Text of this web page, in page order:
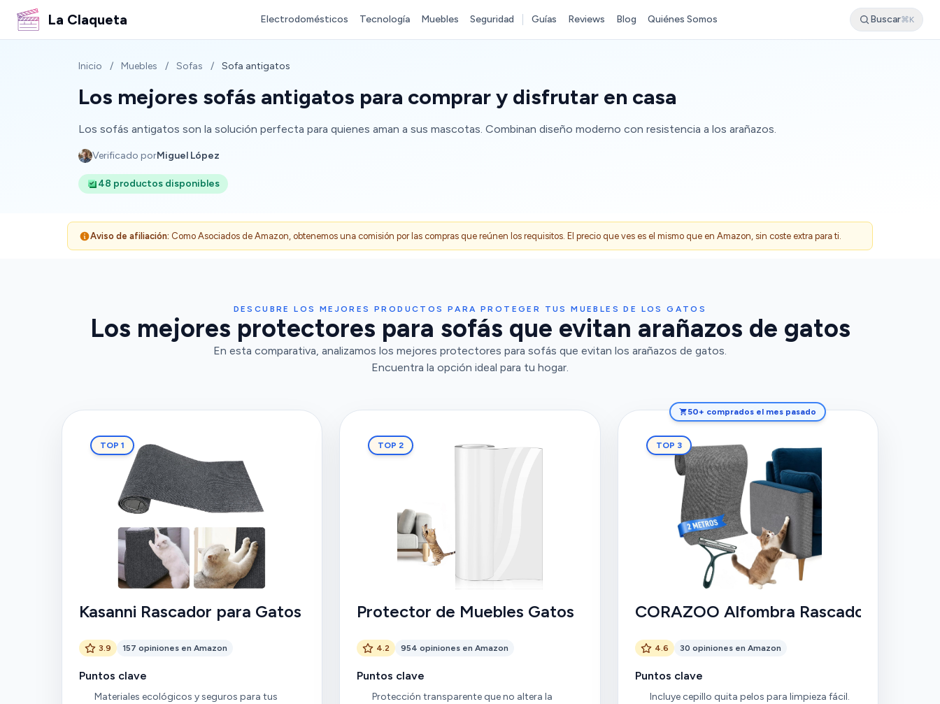
La Claqueta Electrodomésticos Tecnología Muebles Seguridad Guías Reviews Blog Quiénes Somos Buscar⌘K
Inicio / Muebles / Sofas / Sofa antigatos
Los mejores sofás antigatos para comprar y disfrutar en casa
Los sofás antigatos son la solución perfecta para quienes aman a sus mascotas. Combinan diseño moderno con resistencia a los arañazos.
Verificado porMiguel López
48 productos disponibles
Aviso de afiliación: Como Asociados de Amazon, obtenemos una comisión por las compras que reúnen los requisitos. El precio que ves es el mismo que en Amazon, sin coste extra para ti.
DESCUBRE LOS MEJORES PRODUCTOS PARA PROTEGER TUS MUEBLES DE LOS GATOS
Los mejores protectores para sofás que evitan arañazos de gatos
En esta comparativa, analizamos los mejores protectores para sofás que evitan los arañazos de gatos.
Encuentra la opción ideal para tu hogar.
TOP 1
Kasanni Rascador para Gatos
3.9 157 opiniones en Amazon
Puntos clave
Materiales ecológicos y seguros para tus
TOP 2
Protector de Muebles Gatos
4.2 954 opiniones en Amazon
Puntos clave
Protección transparente que no altera la
50+ comprados el mes pasado
TOP 3
CORAZOO Alfombra Rascador
4.6 30 opiniones en Amazon
Puntos clave
Incluye cepillo quita pelos para limpieza fácil.